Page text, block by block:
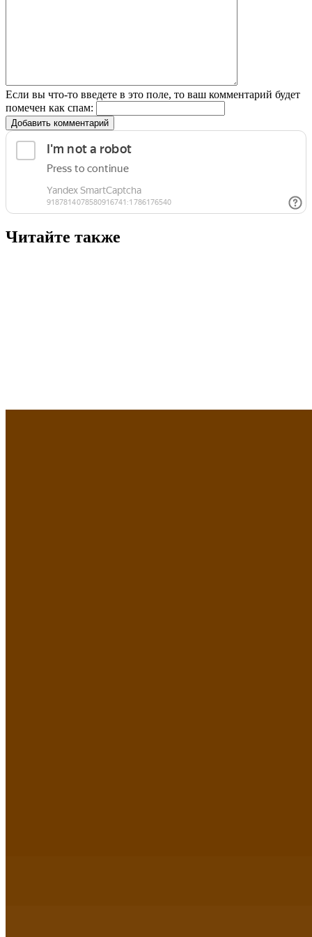
Если вы что-то введете в это поле, то ваш комментарий будет
помечен как спам:
Добавить комментарий
Читайте также